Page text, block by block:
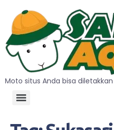
Moto situs Anda bisa diletakkan